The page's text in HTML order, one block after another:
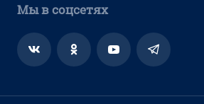
Мы в соцсетях